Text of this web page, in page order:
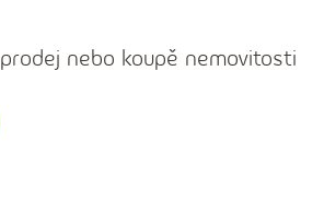
prodej nebo koupě nemovitosti